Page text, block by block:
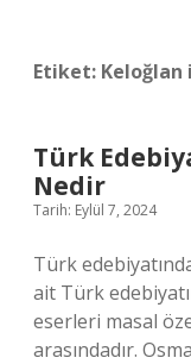
Etiket: Keloğlan
Türk
Nedir
Tarih: Eylül 7, 2024
Türk
ait Türk
eserleri masal
arasındadır.